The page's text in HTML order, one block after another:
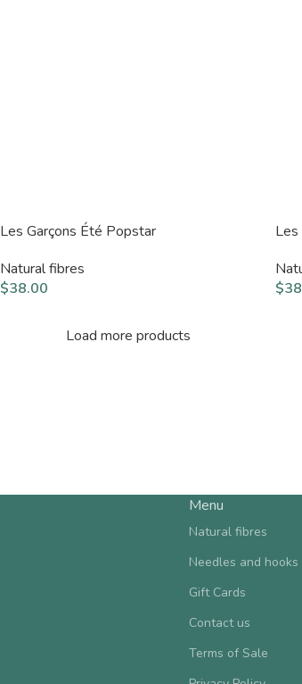
Les Garçons Été Popstar
Natural fibres
$38.00
Les
$
Load more products
Menu
Natural fibres
Needles and hooks
Gift Cards
Contact us
Terms of Sale